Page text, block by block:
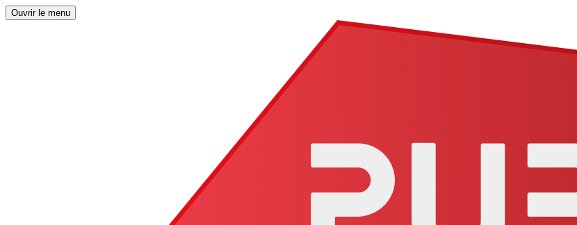
Ouvrir le menu